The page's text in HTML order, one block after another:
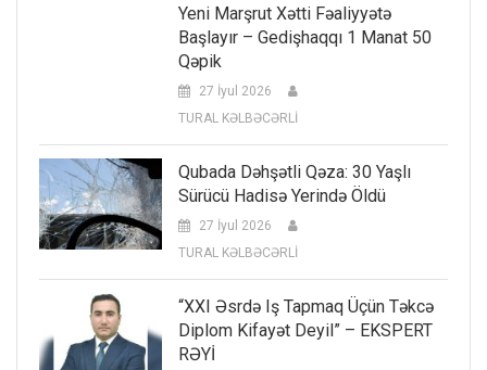
Yeni Marşrut Xətti Fəaliyyətə
Başlayır – Gedişhaqqı 1 Manat 50
Qəpik
27 İyul 2026
TURAL KƏLBƏCƏRLİ
Qubada Dəhşətli Qəza: 30 Yaşlı
Sürücü Hadisə Yerində Öldü
27 İyul 2026
TURAL KƏLBƏCƏRLİ
“XXI Əsrdə Iş Tapmaq Üçün Təkcə
Diplom Kifayət Deyil” – EKSPERT
RƏYİ